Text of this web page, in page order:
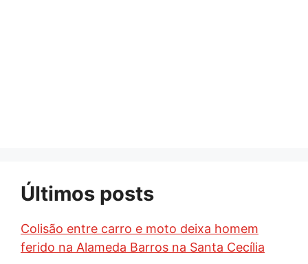
Últimos posts
Colisão entre carro e moto deixa homem
ferido na Alameda Barros na Santa Cecília